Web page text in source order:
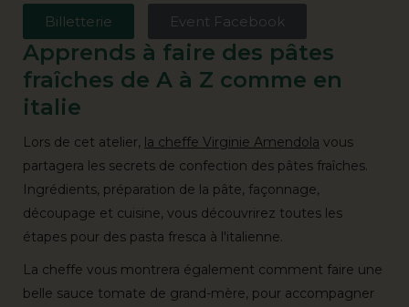
Billetterie Event Facebook
Apprends à faire des pâtes
fraîches de A à Z comme en
italie
Lors de cet atelier, la cheffe Virginie Amendola vous
partagera les secrets de confection des pâtes fraîches.
Ingrédients, préparation de la pâte, façonnage,
découpage et cuisine, vous découvrirez toutes les
étapes pour des pasta fresca à l'italienne.
La cheffe vous montrera également comment faire une
belle sauce tomate de grand-mère, pour accompagner